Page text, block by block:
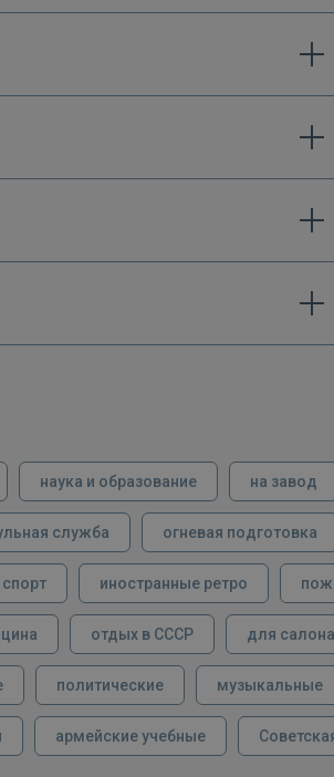
наука и образование на завод
служба огневая подготовка
спорт иностранные ретро
отдых в СССР для
политические музыкальные
армейские учебные